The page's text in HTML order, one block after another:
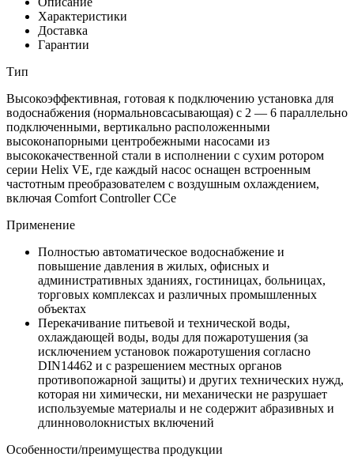
Характеристики
Доставка
Гарантии
Тип
Высокоэффективная, готовая к подключению установка для
водоснабжения (нормальновсасывающая) с 2 — 6 параллельно
подключенными, вертикально расположенными
высоконапорными центробежными насосами из
высококачественной стали в исполнении с сухим ротором
серии Helix VE, где каждый насос оснащен встроенным
частотным преобразователем с воздушным охлаждением,
включая Comfort Controller CCe
Применение
Полностью автоматическое водоснабжение и
повышение давления в жилых, офисных и
административных зданиях, гостиницах, больницах,
торговых комплексах и различных промышленных
объектах
Перекачивание питьевой и технической воды,
охлаждающей воды, воды для пожаротушения (за
исключением установок пожаротушения согласно
DIN14462 и с разрешением местных органов
противопожарной защиты) и других технических нужд,
которая ни химически, ни механически не разрушает
используемые материалы и не содержит абразивных и
длинноволокнистых включений
Особенности/преимущества продукции